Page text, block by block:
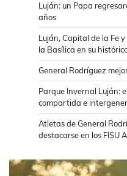
Luján: un Papa
años
Luján, Capital de la Fe
la Basílica en su
General Rodríguez
Parque Invernal Luján:
compartida e
Atletas de General
destacarse en los FISU